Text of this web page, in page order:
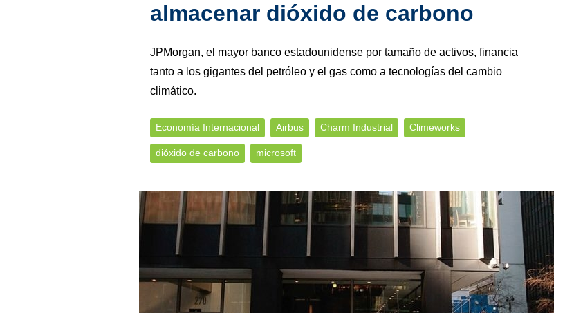
almacenar dióxido de carbono
JPMorgan, el mayor banco estadounidense por tamaño de activos, financia
tanto a los gigantes del petróleo y el gas como a tecnologías del cambio
climático.
Economía Internacional Airbus Charm Industrial Climeworks
dióxido de carbono microsoft